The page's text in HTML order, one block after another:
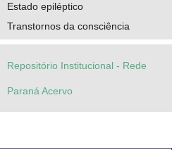
Estado epiléptico
Transtornos da consciência
Repositório Institucional - Rede
Paraná Acervo